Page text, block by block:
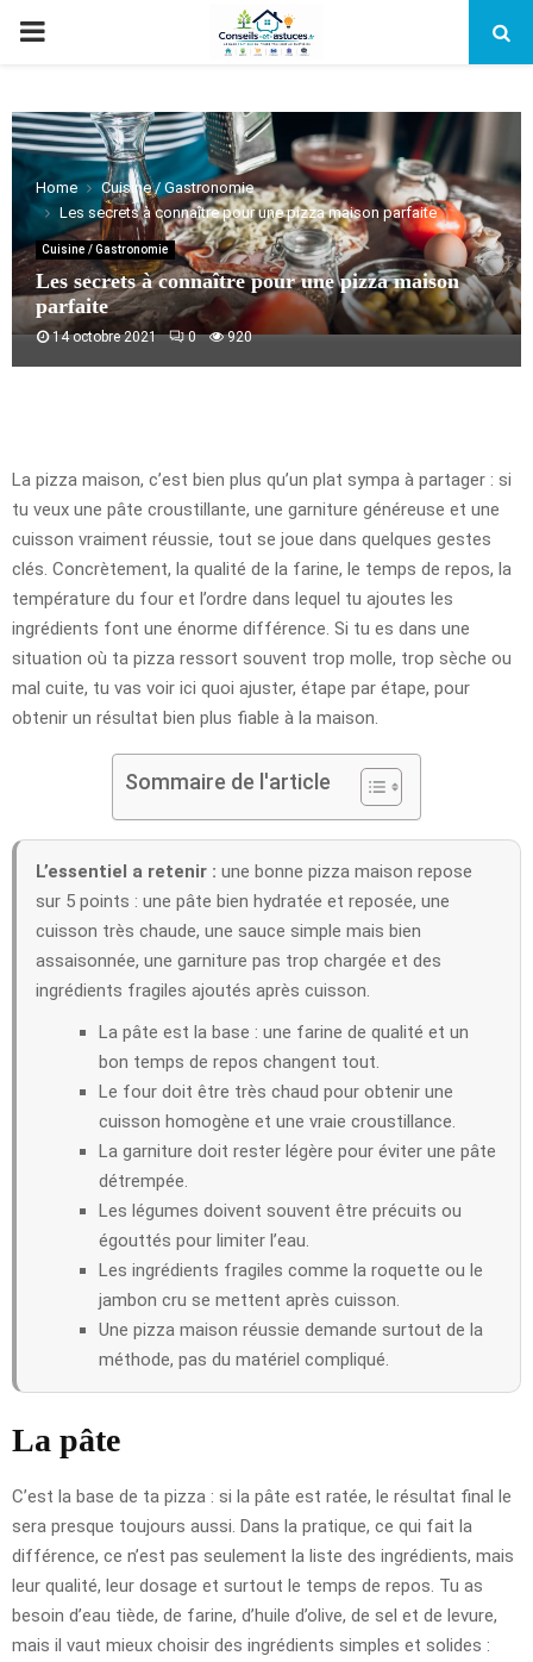
PRIMARY
Home
Cuisine / Gastronomie
Les secrets à connaître pour une pizza maison parfaite
Cuisine / Gastronomie
Les secrets à connaître pour une pizza maison
parfaite
14 octobre 2021 0 920
La pizza maison, c’est bien plus qu’un plat sympa à partager : si
tu veux une pâte croustillante, une garniture généreuse et une
cuisson vraiment réussie, tout se joue dans quelques gestes
clés. Concrètement, la qualité de la farine, le temps de repos, la
température du four et l’ordre dans lequel tu ajoutes les
ingrédients font une énorme différence. Si tu es dans une
situation où ta pizza ressort souvent trop molle, trop sèche ou
mal cuite, tu vas voir ici quoi ajuster, étape par étape, pour
obtenir un résultat bien plus fiable à la maison.
Sommaire de l'article
L’essentiel a retenir : une bonne pizza maison repose
sur 5 points : une pâte bien hydratée et reposée, une
cuisson très chaude, une sauce simple mais bien
assaisonnée, une garniture pas trop chargée et des
ingrédients fragiles ajoutés après cuisson.
La pâte est la base : une farine de qualité et un
bon temps de repos changent tout.
Le four doit être très chaud pour obtenir une
cuisson homogène et une vraie croustillance.
La garniture doit rester légère pour éviter une pâte
détrempée.
Les légumes doivent souvent être précuits ou
égouttés pour limiter l’eau.
Les ingrédients fragiles comme la roquette ou le
jambon cru se mettent après cuisson.
Une pizza maison réussie demande surtout de la
méthode, pas du matériel compliqué.
La pâte
C’est la base de ta pizza : si la pâte est ratée, le résultat final le
sera presque toujours aussi. Dans la pratique, ce qui fait la
différence, ce n’est pas seulement la liste des ingrédients, mais
leur qualité, leur dosage et surtout le temps de repos. Tu as
besoin d’eau tiède, de farine, d’huile d’olive, de sel et de levure,
mais il vaut mieux choisir des ingrédients simples et solides :